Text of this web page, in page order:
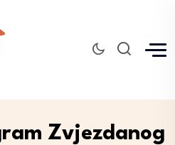
Zvjezdanog